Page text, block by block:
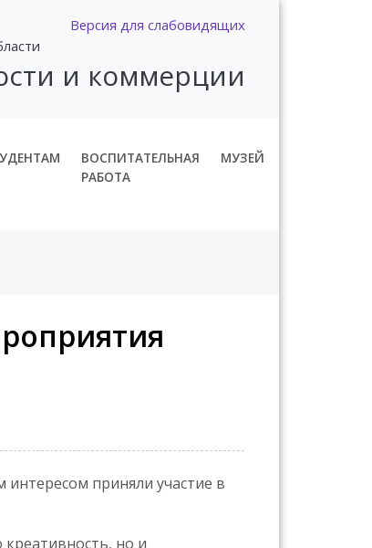
Версия для слабовидящих
и коммерции
ВОСПИТАТЕЛЬНАЯ
РАБОТА
МУЗЕЙ
приняли участие в
но и